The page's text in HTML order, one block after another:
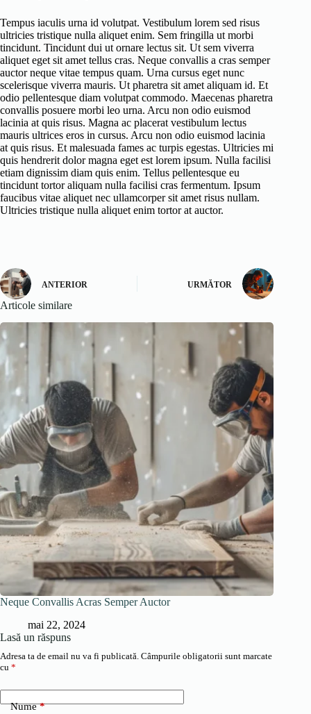
Tempus iaculis urna id volutpat. Vestibulum lorem sed risus
ultricies tristique nulla aliquet enim. Sem fringilla ut morbi
tincidunt. Tincidunt dui ut ornare lectus sit. Ut sem viverra
aliquet eget sit amet tellus cras. Neque convallis a cras semper
auctor neque vitae tempus quam. Urna cursus eget nunc
scelerisque viverra mauris. Ut pharetra sit amet aliquam id. Et
odio pellentesque diam volutpat commodo. Maecenas pharetra
convallis posuere morbi leo urna. Arcu non odio euismod
lacinia at quis risus. Magna ac placerat vestibulum lectus
mauris ultrices eros in cursus. Arcu non odio euismod lacinia
at quis risus. Et malesuada fames ac turpis egestas. Ultricies mi
quis hendrerit dolor magna eget est lorem ipsum. Nulla facilisi
etiam dignissim diam quis enim. Tellus pellentesque eu
tincidunt tortor aliquam nulla facilisi cras fermentum. Ipsum
faucibus vitae aliquet nec ullamcorper sit amet risus nullam.
Ultricies tristique nulla aliquet enim tortor at auctor.
ANTERIOR URMĂTOR
Articole similare
Neque Convallis Acras Semper Auctor
mai 22, 2024
Lasă un răspuns
Adresa ta de email nu va fi publicată. Câmpurile obligatorii sunt marcate
cu *
Nume*